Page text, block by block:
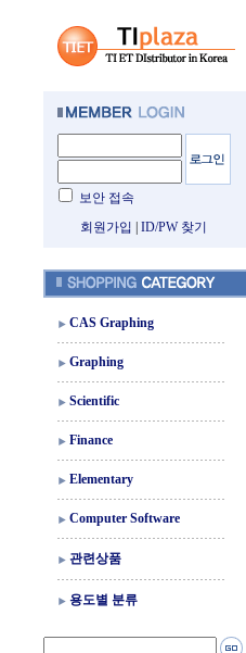
보안 접속
회원가입
ID/PW 찾기
CAS Graphing
Graphing
Scientific
Finance
Elementary
Computer Software
관련상품
용도별 분류